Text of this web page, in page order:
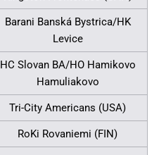
Barani Banská Bystrica/HK
Levice
HC Slovan BA/HO Hamikovo
Hamuliakovo
Tri-City Americans (USA)
RoKi Rovaniemi (FIN)